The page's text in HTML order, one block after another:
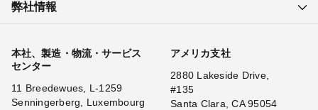
弊社情報
本社、製造・物流・サービス
センター
11 Breedewues, L-1259
Senningerberg, Luxembourg
アメリカ支社
2880 Lakeside Drive,
#135
Santa Clara, CA 95054